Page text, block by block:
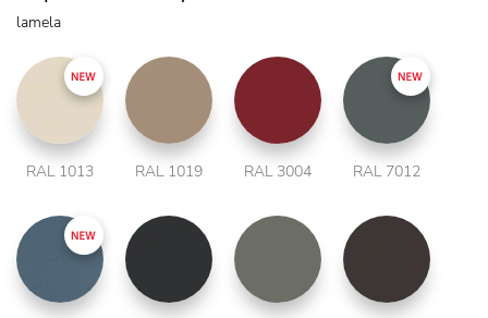
lamela
RAL 1013 RAL 1019 RAL 3004 RAL 7012